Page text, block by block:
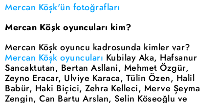
Mercan Köşk'ün fotoğrafları
Mercan Köşk oyuncuları kim?
Mercan Köşk oyuncu kadrosunda kimler var?
Mercan Köşk oyuncuları Kubilay Aka, Hafsanur
Sancaktutan, Bertan Asllani, Mehmet Özgür,
Zeyno Eracar, Ulviye Karaca, Tülin Özen, Halil
Babür, Haki Biçici, Zehra Kelleci, Merve Şeyma
Zengin, Can Bartu Arslan, Selin Köseoğlu ve